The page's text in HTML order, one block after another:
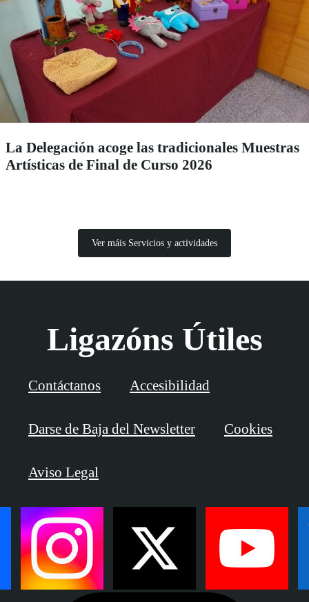
La Delegación acoge las tradicionales Muestras
Artísticas de Final de Curso 2026
Ver máis Servicios y actividades
Ligazóns Útiles
Contáctanos Accesibilidad
Darse de Baja del Newsletter Cookies
Aviso Legal